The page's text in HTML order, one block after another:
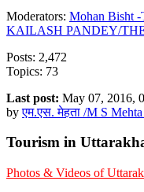
Moderators: Mohan Bisht -
KAILASH PANDEY/
Posts: 2,472
Topics: 73
Last post: May 07, 2016,
byएम.एस. मेहता /M S
Tourism in
Photos & Videos of